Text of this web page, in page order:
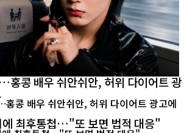
콩 배우 쉬안쉬안, 허위 다이어트 광
에 최후통첩…"또 보면 법적 대응"